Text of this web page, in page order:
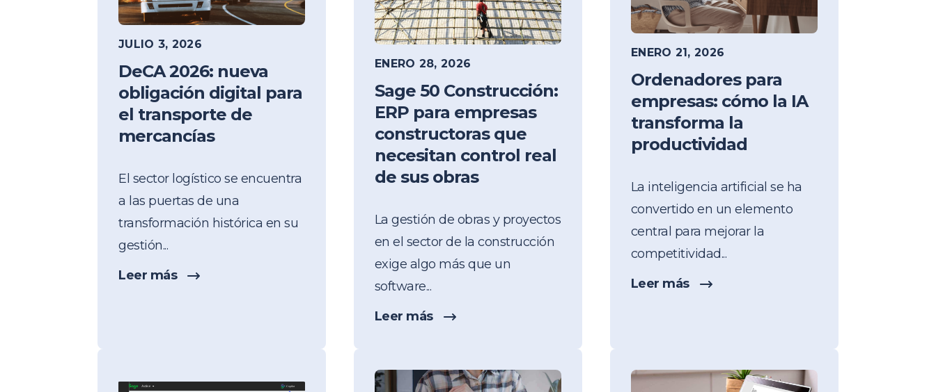
JULIO 3, 2026
DeCA 2026: nueva
obligación digital para
el transporte de
mercancías
El sector logístico se encuentra
a las puertas de una
transformación histórica en su
gestión...
Leer más
ENERO 28, 2026
Sage 50 Construcción:
ERP para empresas
constructoras que
necesitan control real
de sus obras
La gestión de obras y proyectos
en el sector de la construcción
exige algo más que un
software...
Leer más
ENERO 21, 2026
Ordenadores para
empresas: cómo la IA
transforma la
productividad
La inteligencia artificial se ha
convertido en un elemento
central para mejorar la
competitividad...
Leer más